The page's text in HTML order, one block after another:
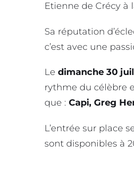
Etienne de Crécy à
Sa réputation
c’est avec une
Le dimanche 30
rythme du célèbre
que : Capi, Greg
L’entrée sur place
sont disponibles à